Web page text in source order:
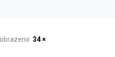
34 ×